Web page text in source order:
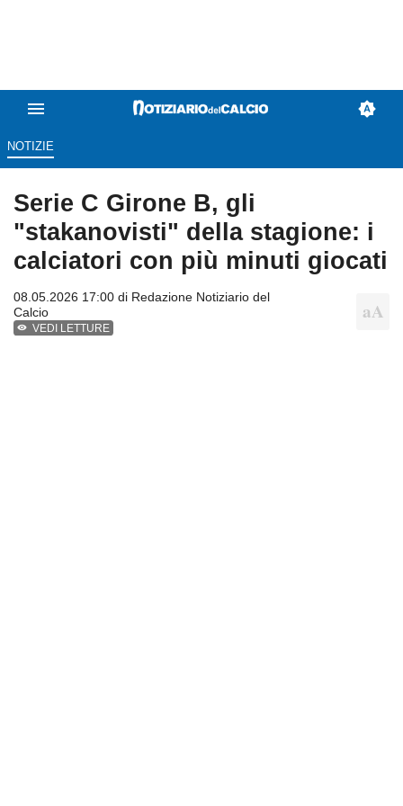
NOTIZIE
Serie C Girone B, gli
"stakanovisti" della stagione: i
calciatori con più minuti giocati
08.05.2026 17:00 di Redazione Notiziario del
Calcio
VEDI LETTURE